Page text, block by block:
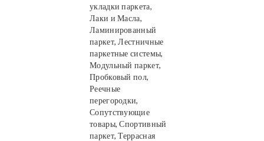
укладки паркета,
Лаки и Масла,
Ламинированный
паркет, Лестничные
паркетные системы,
Модульный паркет,
Пробковый пол,
Реечные
перегородки,
Сопутствующие
товары, Спортивный
паркет, Террасная